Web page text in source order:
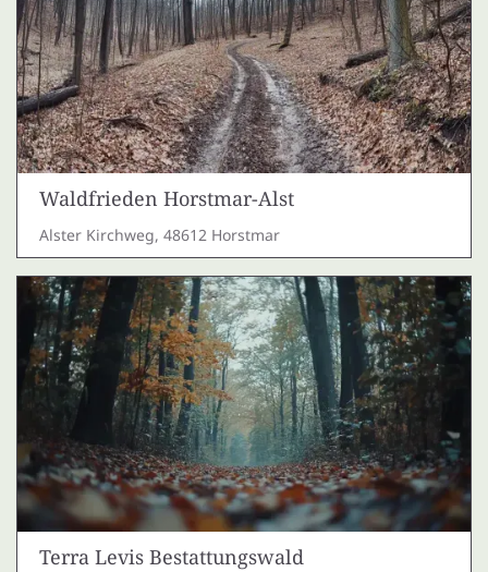
Waldfrieden Horstmar-Alst
Alster Kirchweg, 48612 Horstmar
Terra Levis Bestattungswald